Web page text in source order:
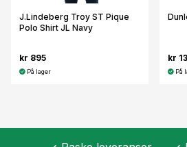
J.Lindeberg Troy ST Pique
Polo Shirt JL Navy
kr 895
På lager
kr
På